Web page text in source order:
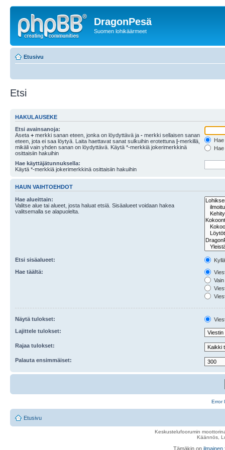
DragonPesä
Suomen lohikäärmeet
Etusivu
Etsi
HAKULAUSEKE
Etsi avainsanoja:
Aseta + merkki sanan eteen, jonka on löydyttävä ja - merkki sellaisen sanan
eteen, jota ei saa löytyä. Laita haettavat sanat sulkuihin erotettuna |-merkillä,
mikäli vain yhden sanan on löydyttävä. Käytä *-merkkiä jokerimerkkinä
osittaisiin hakuihin
Hae käyttäjätunnuksella:
Käytä *-merkkiä jokerimerkkinä osittaisiin hakuihin
HAUN VAIHTOEHDOT
Hae alueittain:
Valitse alue tai alueet, josta haluat etsiä. Sisäalueet voidaan hakea
valitsemalla se alapuolelta.
Etsi sisäalueet:
Hae täältä:
Näytä tulokset:
Lajittele tulokset:
Rajaa tulokset:
Palauta ensimmäiset:
Error
Etusivu
Keskustelufoorumin
Käännös,
Tämäkin on ilmainen